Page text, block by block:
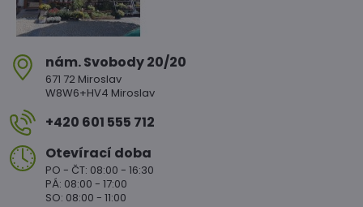
nám​. Svobody 20/20
671 72 Miroslav
W8W6+HV4 Miroslav
+420 601 555 712
Otevírací doba
PO - ČT: 08:00 - 16:30
PÁ: 08:00 - 17:00
SO: 08:00 - 11:00